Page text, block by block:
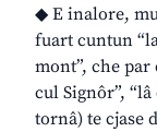
◆ E inalore,
fuart cuntun
mont”, che par
cul Signôr”, “lâ
tornâ) te cjase